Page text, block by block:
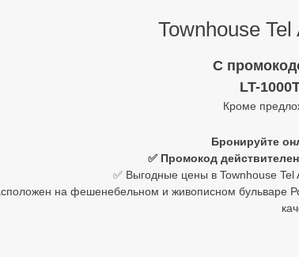
Townhouse
C
LT-
Кроме
Бронируйте
✅ Промокод
✅ Выгодные цены в Townhouse Tel
на фешенебельном и живописном